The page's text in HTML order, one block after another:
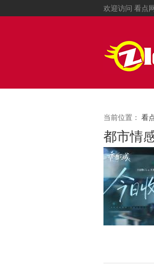
欢迎访问 看点
当前位置： 看
都市情